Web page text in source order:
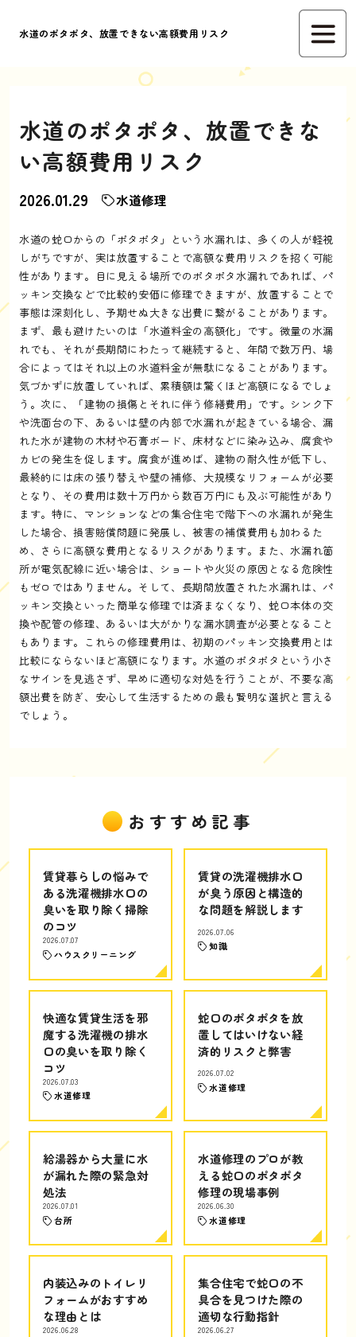
水道のポタポタ、放置できない高額費用リスク
水道のポタポタ、放置できな
い高額費用リスク
2026.01.29 水道修理
水道の蛇口からの「ポタポタ」という水漏れは、多くの人が軽視
しがちですが、実は放置することで高額な費用リスクを招く可能
性があります。目に見える場所でのポタポタ水漏れであれば、パ
ッキン交換などで比較的安価に修理できますが、放置することで
事態は深刻化し、予期せぬ大きな出費に繋がることがあります。
まず、最も避けたいのは「水道料金の高額化」です。微量の水漏
れでも、それが長期間にわたって継続すると、年間で数万円、場
合によってはそれ以上の水道料金が無駄になることがあります。
気づかずに放置していれば、累積額は驚くほど高額になるでしょ
う。次に、「建物の損傷とそれに伴う修繕費用」です。シンク下
や洗面台の下、あるいは壁の内部で水漏れが起きている場合、漏
れた水が建物の木材や石膏ボード、床材などに染み込み、腐食や
カビの発生を促します。腐食が進めば、建物の耐久性が低下し、
最終的には床の張り替えや壁の補修、大規模なリフォームが必要
となり、その費用は数十万円から数百万円にも及ぶ可能性があり
ます。特に、マンションなどの集合住宅で階下への水漏れが発生
した場合、損害賠償問題に発展し、被害の補償費用も加わるた
め、さらに高額な費用となるリスクがあります。また、水漏れ箇
所が電気配線に近い場合は、ショートや火災の原因となる危険性
もゼロではありません。そして、長期間放置された水漏れは、パ
ッキン交換といった簡単な修理では済まなくなり、蛇口本体の交
換や配管の修理、あるいは大がかりな漏水調査が必要となること
もあります。これらの修理費用は、初期のパッキン交換費用とは
比較にならないほど高額になります。水道のポタポタという小さ
なサインを見逃さず、早めに適切な対処を行うことが、不要な高
額出費を防ぎ、安心して生活するための最も賢明な選択と言える
でしょう。
おすすめ記事
賃貸暮らしの悩みで
ある洗濯機排水口の
臭いを取り除く掃除
のコツ
2026.07.07
ハウスクリーニング
賃貸の洗濯機排水口
が臭う原因と構造的
な問題を解説します
2026.07.06
知識
快適な賃貸生活を邪
魔する洗濯機の排水
口の臭いを取り除く
コツ
2026.07.03
水道修理
蛇口のポタポタを放
置してはいけない経
済的リスクと弊害
2026.07.02
水道修理
給湯器から大量に水
が漏れた際の緊急対
処法
2026.07.01
台所
水道修理のプロが教
える蛇口のポタポタ
修理の現場事例
2026.06.30
水道修理
内装込みのトイレリ
フォームがおすすめ
な理由とは
2026.06.28
集合住宅で蛇口の不
具合を見つけた際の
適切な行動指針
2026.06.27